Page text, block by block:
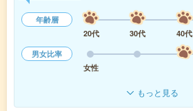
年齢層
20代
30代 40代
男女比率
女性
もっと見る